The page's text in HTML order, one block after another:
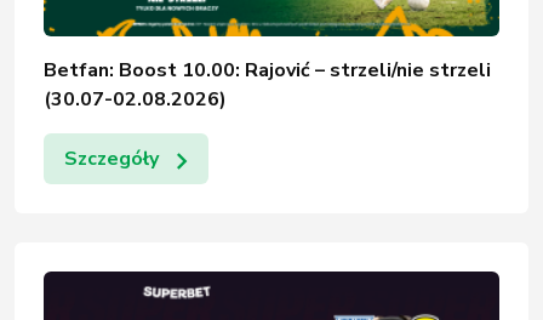
Betfan: Boost 10.00: Rajović – strzeli/nie strzeli
(30.07-02.08.2026)
Szczegóły